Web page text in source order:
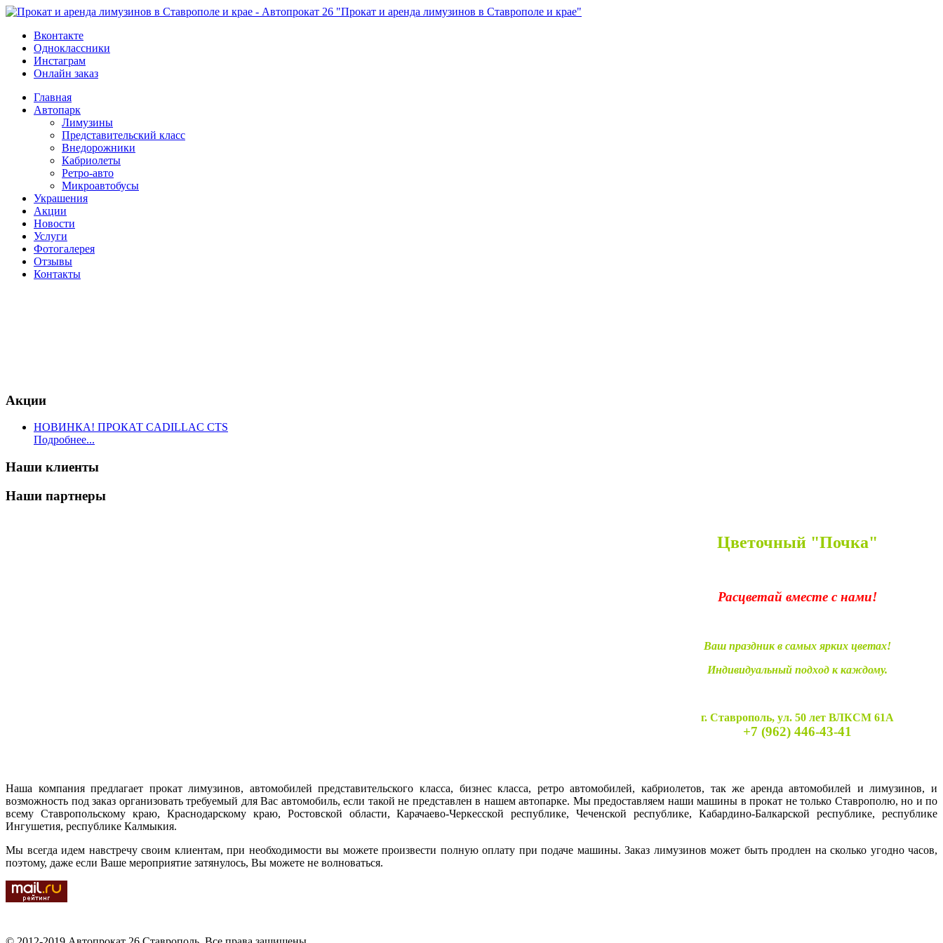
"Прокат и аренда лимузинов в Ставрополе и крае"
Вконтакте
Одноклассники
Инстаграм
Онлайн заказ
Главная
Автопарк
Лимузины
Представительский класс
Внедорожники
Кабриолеты
Ретро-авто
Микроавтобусы
Украшения
Акции
Новости
Услуги
Фотогалерея
Отзывы
­Контакты
Акции
НОВИНКА! ПРОКАТ CADILLAC CTS
Подробнее...
Наши клиенты
Наши партнеры
Цветочный "Почка"
Расцветай вместе с нами!
Ваш праздник в самых ярких цветах!
Индивидуальный подход к каждому.
г. Ставрополь, ул. 50 лет ВЛКСМ 61А
+7 (962) 446-43-41
Наша компания предлагает прокат лимузинов, автомобилей представительского класса, бизнес класса, ретро автомобилей, кабриолетов, так же аренда автомобилей и лимузинов, и
возможность под заказ организовать требуемый для Вас автомобиль, если такой не представлен в нашем автопарке. Мы предоставляем наши машины в прокат не только Ставрополю, но и по
всему Ставропольскому краю, Краснодарскому краю, Ростовской области, Карачаево-Черкесской республике, Чеченской республике, Кабардино-Балкарской республике, республике
Ингушетия, республике Калмыкия.
Мы всегда идем навстречу своим клиентам, при необходимости вы можете произвести полную оплату при подаче машины. Заказ лимузинов может быть продлен на сколько угодно часов,
поэтому, даже если Ваше мероприятие затянулось, Вы можете не волноваться.